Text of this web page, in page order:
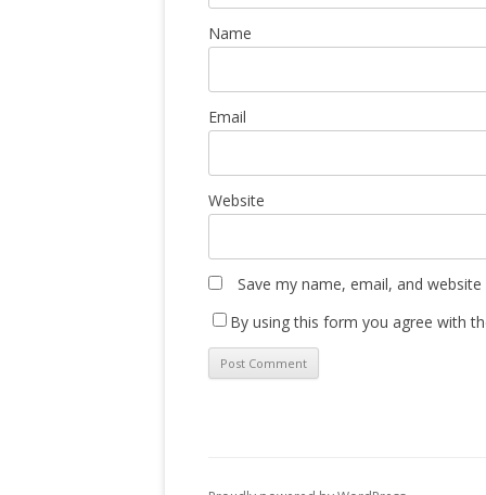
Name
Email
Website
Save my name, email, and
By using this form you agree with